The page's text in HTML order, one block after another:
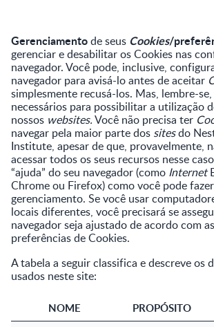
Gerenciamentode seus Cookies/
gerenciar e desabilitar os Cookies nas
navegador. Você pode, inclusive,
navegador para avisá-lo antes de aceitar
simplesmente recusá-los. Mas, lembre-
necessários para possibilitar a utilização
nossos websites.Você não precisa ter
navegar pela maior parte dos sitesdo
Institute, apesar de que, provavelmente,
acessar todos os seus recursos nesse
“ajuda” do seu navegador (como Internet
Chrome ou Firefox) como você pode
gerenciamento. Se você usar
locais diferentes, você precisará se
navegador seja ajustado de acordo com
preferências de Cookies.
A tabela a seguir classifica e descreve os
usados neste site:
NOME PROPÓSITO